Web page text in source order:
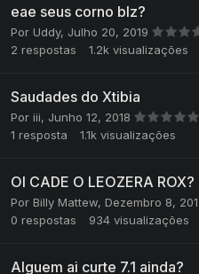
eae seus corno blz?
Por Uddy, Julho 20, 2019
2 respostas 1.2k visualizações
Saudades do Xtibia
Por iii, Junho 12, 2018
1 resposta 1.1k visualizações
OI CADE O LEOZERA ROX?
Por Billy Mattew, Dezembro 8,
0 respostas 934 visualizações
Alguem ai curte 7.1 ainda?